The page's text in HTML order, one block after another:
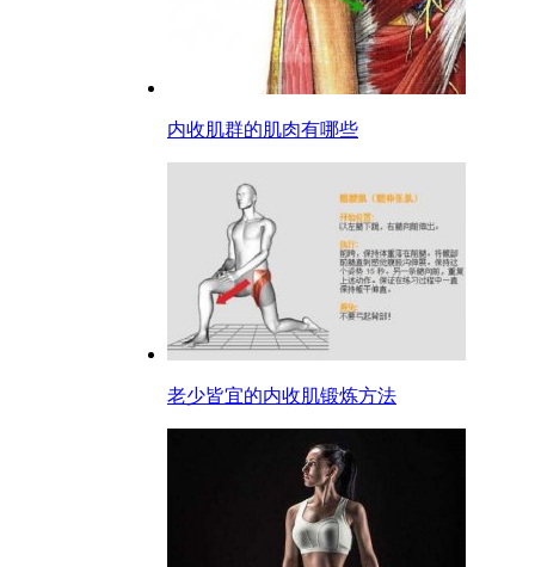
内收肌群的肌肉有哪些
老少皆宜的内收肌锻炼方法